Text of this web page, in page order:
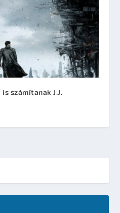
számítanak J.J.